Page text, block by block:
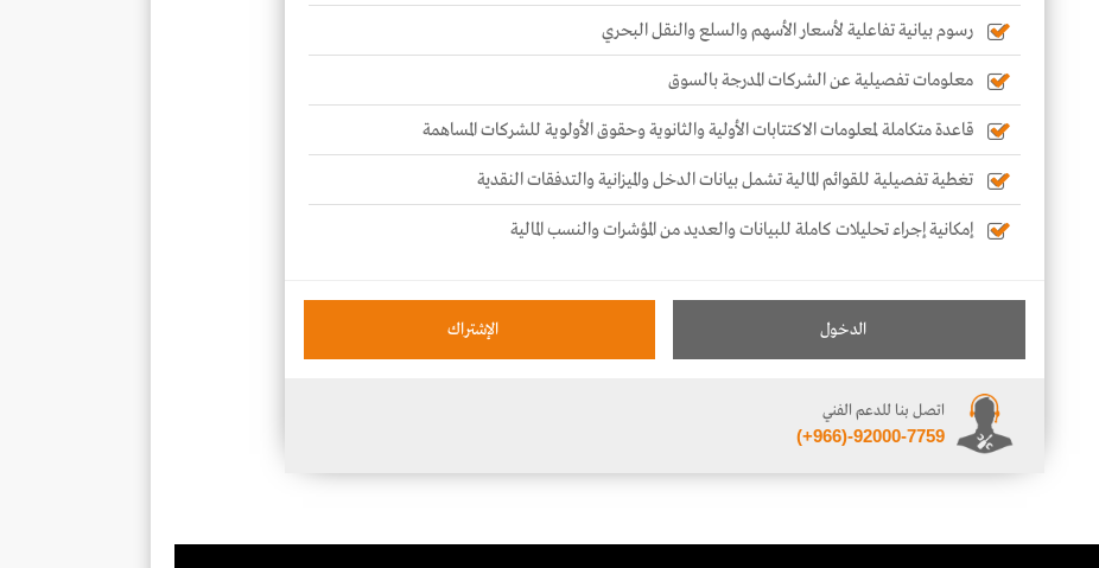
رسوم بيانية تفاعلية لأسعار الأسهم والسلع والنقل البحري
معلومات تفصيلية عن الشركات المدرجة بالسوق
قاعدة متكاملة لمعلومات الاكتتابات الأولية والثانوية وحقوق الأولوية للشركات المساهمة
تغطية تفصيلية للقوائم المالية تشمل بيانات الدخل والميزانية والتدفقات النقدية
إمكانية إجراء تحليلات كاملة للبيانات والعديد من المؤشرات والنسب المالية
الدخول الإشتراك
اتصل بنا للدعم الفني
(+966)-92000-7759